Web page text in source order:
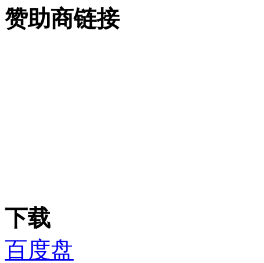
赞助商链接
下载
百度盘